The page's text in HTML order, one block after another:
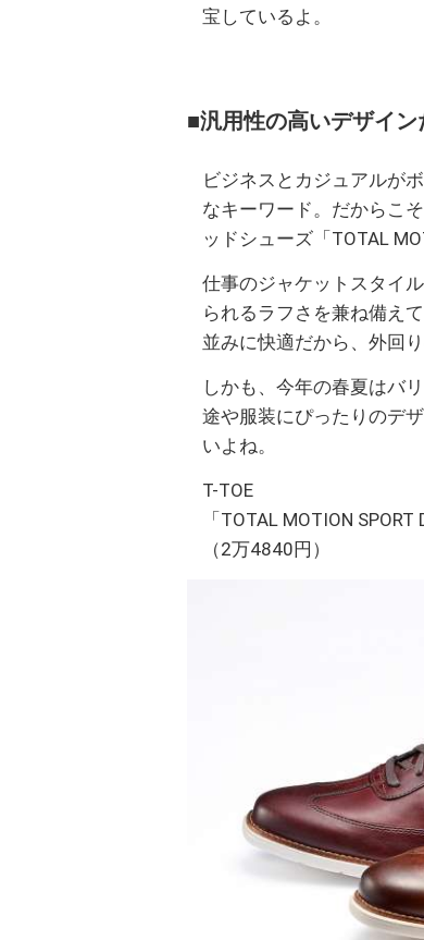
宝しているよ。
■汎用性の高いデザイン
ビジネスとカジュアルが
なキーワード。だからこ
ッドシューズ「TOTAL
仕事のジャケットスタイ
られるラフさを兼ね備え
並みに快適だから、外回
しかも、今年の春夏はバ
途や服装にぴったりのデ
いよね。
T-TOE
「TOTAL MOTION SPORT
（2万4840円）